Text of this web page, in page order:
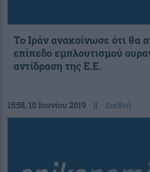
Το Ιράν ανακοίνωσε ότι θα
επίπεδο εμπλουτισμού
αντίδραση της Ε.Ε.
15:58, 10 Ιουνίου 2019 || Διεθνή